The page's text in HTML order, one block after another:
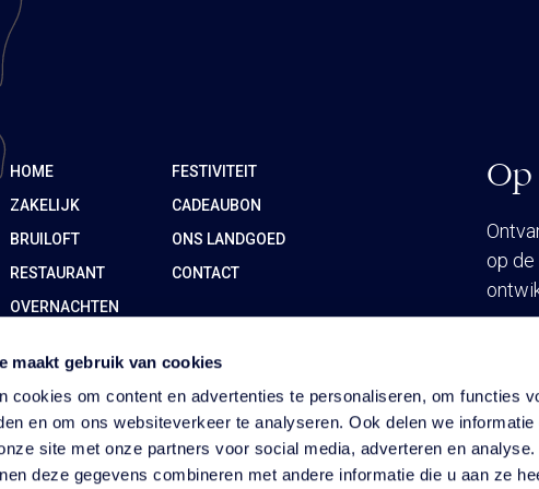
maakt gebruik van cookies
cookies om content en advertenties te personaliseren, om functies
en om ons websiteverkeer te analyseren. Ook delen we informatie
site met onze partners voor social media, adverteren en
deze gegevens combineren met andere informatie die u aan ze
HOME
FESTIVITEIT
ZAKELIJK
CADEAUBON
BRUILOFT
ONS LANDGOED
RESTAURANT
CONTACT
OVERNACHTEN
op